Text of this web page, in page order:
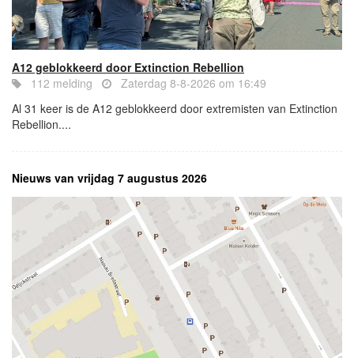
A12 geblokkeerd door Extinction Rebellion
112 melding
Zaterdag 8-8-2026 om 16:49
Al 31 keer is de A12 geblokkeerd door extremisten van Extinction
Rebellion....
Nieuws van vrijdag 7 augustus 2026